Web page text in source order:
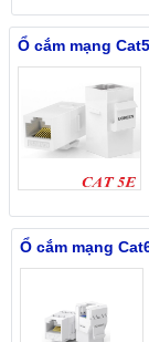
Ổ cắm mạng
Ổ cắm mạng